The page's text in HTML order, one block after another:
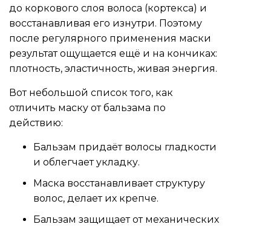
до коркового слоя волоса (кортекса) и
восстанавливая его изнутри. Поэтому
после регулярного применения маски
результат ощущается ещё и на кончиках:
плотность, эластичность, живая энергия.
Вот небольшой список того, как
отличить маску от бальзама по
действию:
Бальзам придаёт волосы гладкости
и облегчает укладку.
Маска восстанавливает структуру
волос, делает их крепче.
Бальзам защищает от механических